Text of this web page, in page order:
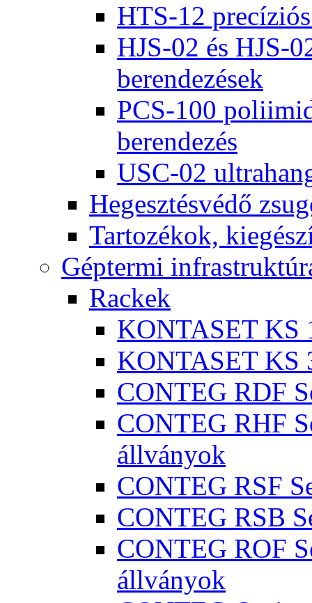
HTS-12
HJS-02 és HJS-
berendezések
PCS-100
berendezés
USC-02
Hegesztésvédő
Tartozékok,
Géptermi
Rackek
KONTASET KS
KONTASET KS
CONTEG RDF
CONTEG RHF
állványok
CONTEG RSF
CONTEG RSB
CONTEG ROF
állványok